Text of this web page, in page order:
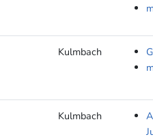
Kulmbach
Kulmbach